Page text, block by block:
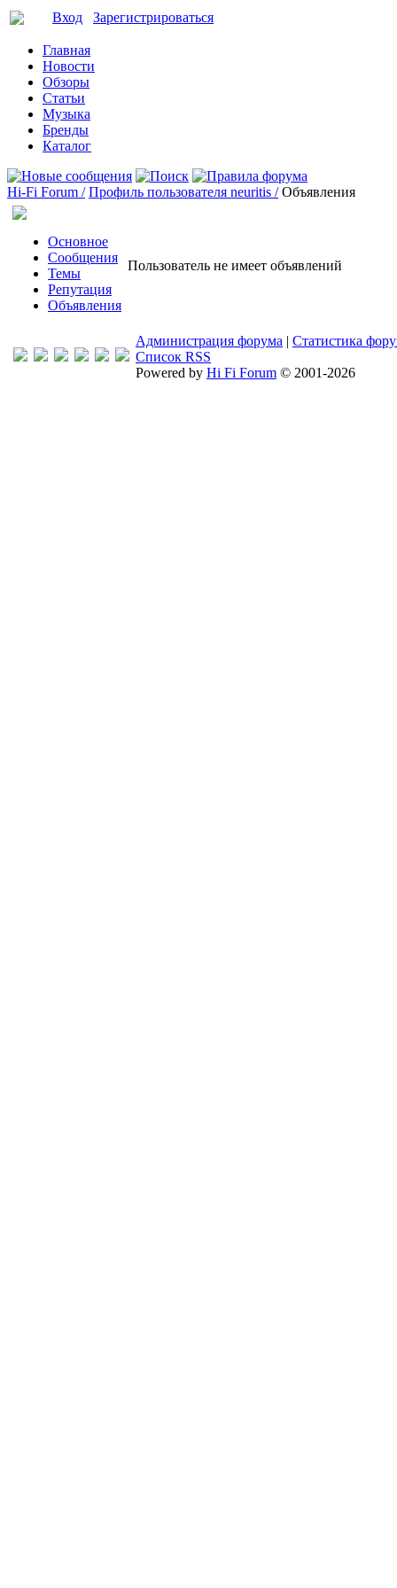
Вход Зарегистрироваться
Главная
Новости
Обзоры
Статьи
Музыка
Бренды
Каталог
Hi-Fi Forum / Профиль пользователя neuritis / Объявления
Основное
Сообщения
Темы
Репутация
Объявления
Пользователь не имеет объявлений
Администрация форума | Статистика
Список RSS
Powered by Hi Fi Forum © 2001-2026